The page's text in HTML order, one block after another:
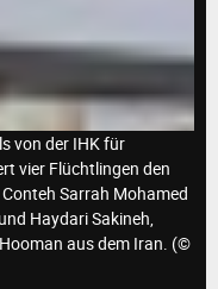
von der IHK für
vier Flüchtlingen den
Sarrah Mohamed
Haydari Sakineh,
aus dem Iran. (©